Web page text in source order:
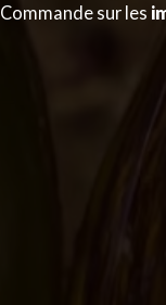
Aller
Commande sur les